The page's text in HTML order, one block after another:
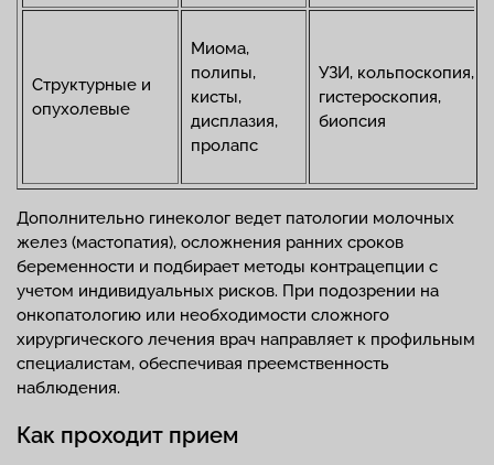
Структурные и
опухолевые
Миома,
полипы,
кисты,
дисплазия,
пролапс
УЗИ, кольпоскопия,
гистероскопия,
биопсия
Дополнительно гинеколог ведет патологии молочных
желез (мастопатия), осложнения ранних сроков
беременности и подбирает методы контрацепции с
учетом индивидуальных рисков. При подозрении на
онкопатологию или необходимости сложного
хирургического лечения врач направляет к профильным
специалистам, обеспечивая преемственность
наблюдения.
Как проходит прием